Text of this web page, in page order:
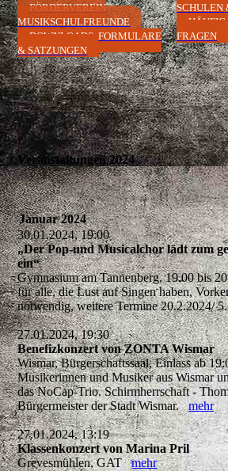
FÖRDERVEREIN
MUSIKSCHULFREUNDE
DOWNLOADS, FORMULARE
& SATZUNGEN
SCHULEN
FRAGEN
Veranstaltungen 2024
Januar 2024
30.01.2024, 19:00
„Der Pop-und Musicalchor lädt zum
ein“
Gymnasium am Tannenberg, 19.00 bis
für alle, die Lust auf Singen haben,
notwendig, weitere Termine
27.01.2024, 19:30
Benefizkonzert von ZONTA Wismar
Wismar, Bürgerschaftssaal, Einlass ab
Musikerinnen und Musiker aus Wismar
das NoCap-Trio. Schirmherrschaft -
Bürgermeister der Stadt Wismar.mehr
27.01.2024, 13:19
Klassenkonzert von Marina Pril
Grevesmühlen, GATmehr